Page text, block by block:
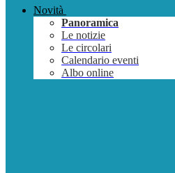
Novità
Panoramica
Le notizie
Le circolari
Calendario eventi
Albo online